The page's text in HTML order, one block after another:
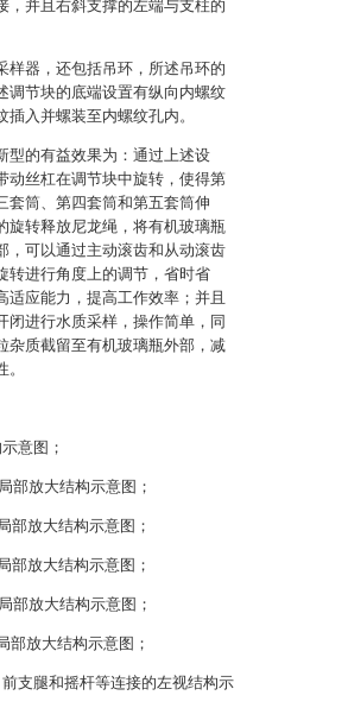
，并且右斜支撑的左端与支柱的
样器，还包括吊环，所述吊环的
调节块的底端设置有纵向内螺纹
入并螺装至内螺纹孔内。
型的有益效果为：通过上述设
动丝杠在调节块中旋转，使得第
套筒、第四套筒和第五套筒伸
旋转释放尼龙绳，将有机玻璃瓶
，可以通过主动滚齿和从动滚齿
转进行角度上的调节，省时省
适应能力，提高工作效率；并且
闭进行水质采样，操作简单，同
杂质截留至有机玻璃瓶外部，减
意图；
部放大结构示意图；
部放大结构示意图；
部放大结构示意图；
部放大结构示意图；
部放大结构示意图；
支腿和摇杆等连接的左视结构示